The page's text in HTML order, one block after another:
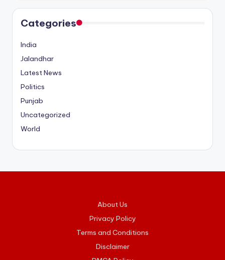
Categories
India
Jalandhar
Latest News
Politics
Punjab
Uncategorized
World
About Us
Privacy Policy
Terms and Conditions
Disclaimer